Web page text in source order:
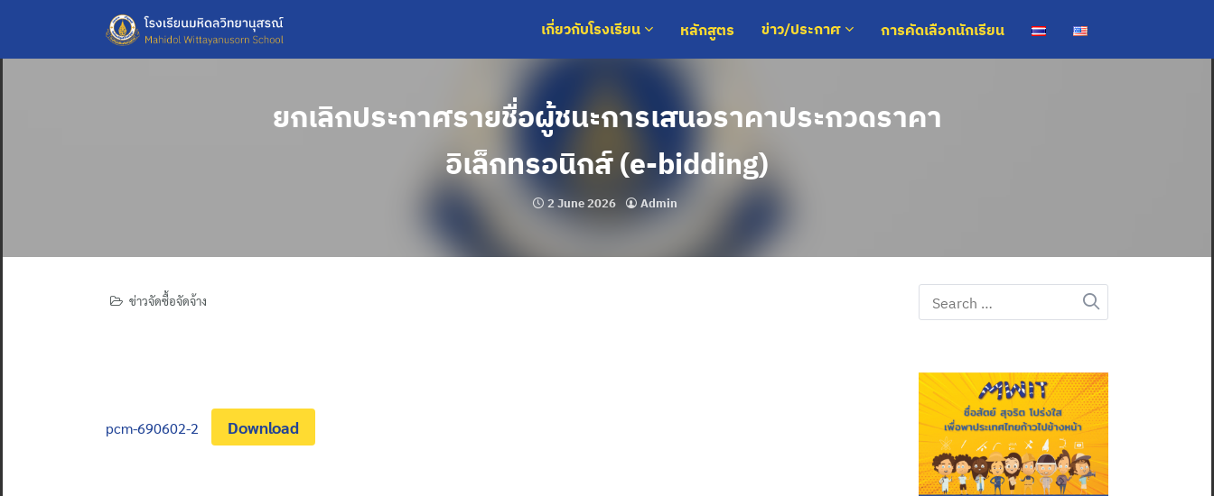
content
เกี่ยวกับโรงเรียน หลักสูตร ข่าว/ประกาศ การคัดเลือกนักเรียน
ยกเลิกประกาศรายชื่อผู้ชนะการเสนอราคาประกวดราคา
อิเล็กทรอนิกส์ (e-bidding)
2 June 2026 Admin
ข่าวจัดซื้อจัดจ้าง
pcm-690602-2 Download
Search
for: